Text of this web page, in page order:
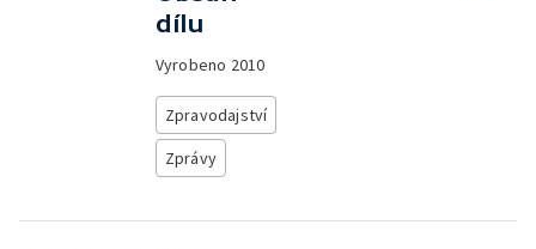
dílu
Vyrobeno 2010
Zpravodajství
Zprávy